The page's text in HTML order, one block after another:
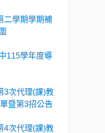
二學期學期補
115學年度導
3次代理(課)教
暨第3招公告
4次代理(課)教